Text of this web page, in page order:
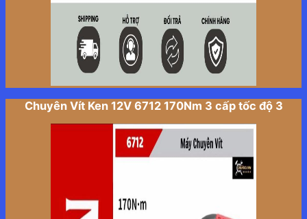
Chuyên Vít Ken 12V 6712 170Nm 3 cấp tốc độ 3